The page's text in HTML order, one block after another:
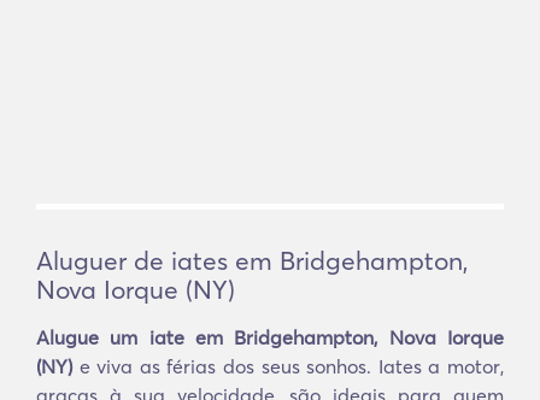
Aluguer de iates em Bridgehampton,
Nova Iorque (NY)
Alugue um iate em Bridgehampton, Nova Iorque
(NY)e viva as férias dos seus sonhos. Iates a motor,
graças à sua velocidade, são ideais para quem